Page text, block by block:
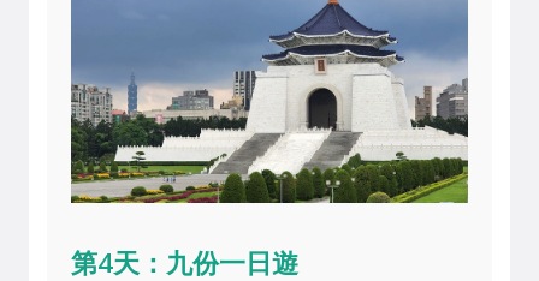
第4天：九份一日遊